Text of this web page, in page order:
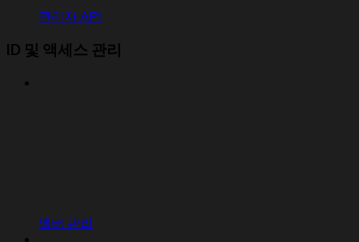
관리자 API
ID 및 액세스 관리
멤버 관리